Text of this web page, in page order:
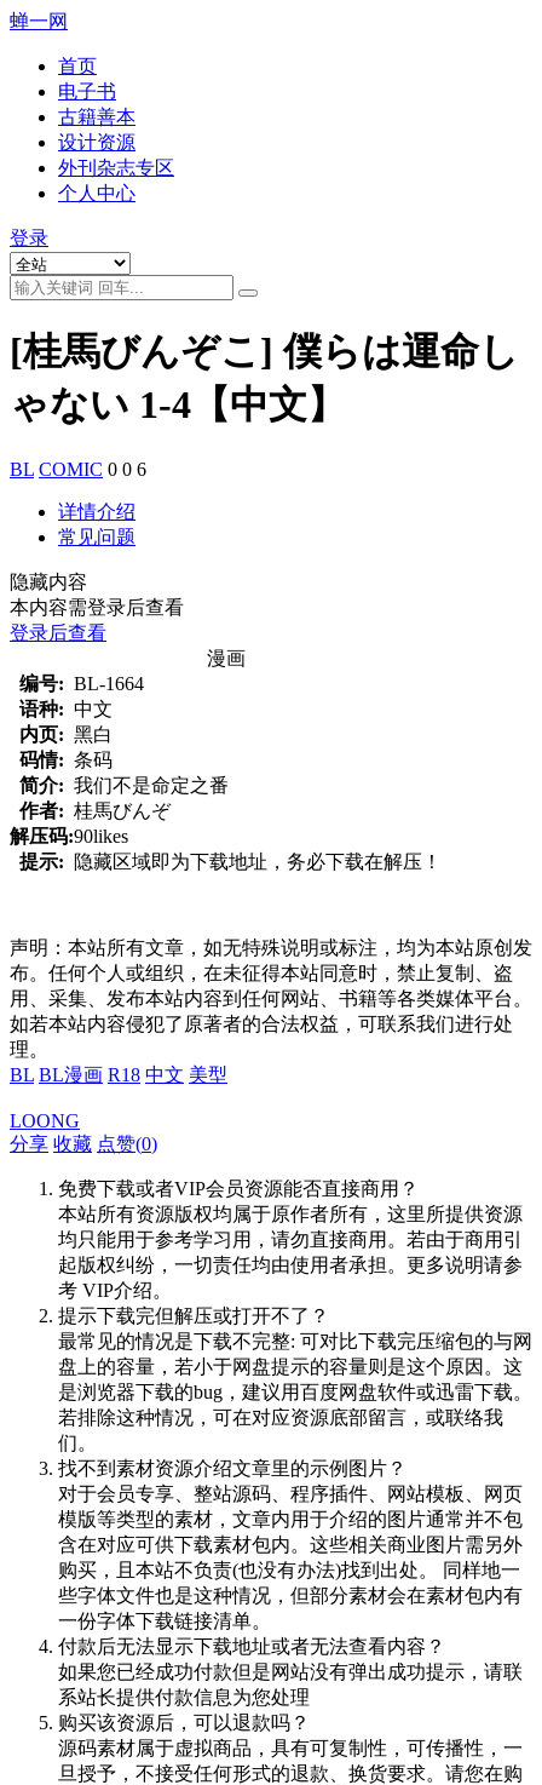
蝉一网
首页
电子书
古籍善本
设计资源
外刊杂志专区
个人中心
登录
[桂馬びんぞこ] 僕らは運命し
ゃない 1-4【中文】
BL COMIC 0 0 6
详情介绍
常见问题
隐藏内容
本内容需登录后查看
登录后查看
漫画
编号: BL-1664
语种: 中文
内页: 黑白
码情: 条码
简介: 我们不是命定之番
作者: 桂馬びんぞ
解压码:90likes
提示:
隐藏区域即为下载地址，务必下载在解压！
声明：本站所有文章，如无特殊说明或标注，均为本站原创发
布。任何个人或组织，在未征得本站同意时，禁止复制、盗
用、采集、发布本站内容到任何网站、书籍等各类媒体平台。
如若本站内容侵犯了原著者的合法权益，可联系我们进行处
理。
BL BL漫画 R18 中文 美型
LOONG
分享 收藏 点赞(0)
免费下载或者VIP会员资源能否直接商用？
本站所有资源版权均属于原作者所有，这里所提供资源
均只能用于参考学习用，请勿直接商用。若由于商用引
起版权纠纷，一切责任均由使用者承担。更多说明请参
考 VIP介绍。
提示下载完但解压或打开不了？
最常见的情况是下载不完整: 可对比下载完压缩包的与网
盘上的容量，若小于网盘提示的容量则是这个原因。这
是浏览器下载的bug，建议用百度网盘软件或迅雷下载。
若排除这种情况，可在对应资源底部留言，或联络我
们。
找不到素材资源介绍文章里的示例图片？
对于会员专享、整站源码、程序插件、网站模板、网页
模版等类型的素材，文章内用于介绍的图片通常并不包
含在对应可供下载素材包内。这些相关商业图片需另外
购买，且本站不负责(也没有办法)找到出处。 同样地一
些字体文件也是这种情况，但部分素材会在素材包内有
一份字体下载链接清单。
付款后无法显示下载地址或者无法查看内容？
如果您已经成功付款但是网站没有弹出成功提示，请联
系站长提供付款信息为您处理
购买该资源后，可以退款吗？
源码素材属于虚拟商品，具有可复制性，可传播性，一
旦授予，不接受任何形式的退款、换货要求。请您在购